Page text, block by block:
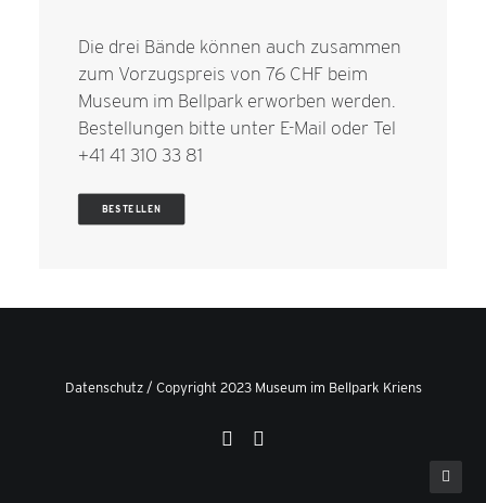
Die drei Bände können auch zusammen
zum Vorzugspreis von 76 CHF beim
Museum im Bellpark erworben werden.
Bestellungen bitte unter E-Mail oder Tel
+41 41 310 33 81
BESTELLEN
Datenschutz/ Copyright 2023 Museum im Bellpark Kriens